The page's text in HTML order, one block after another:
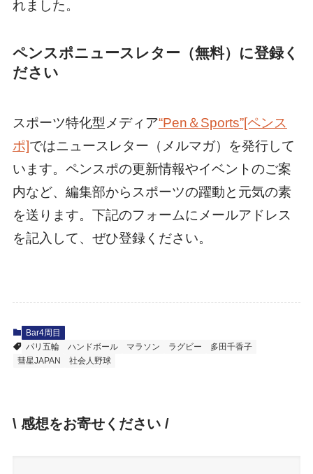
れました。
ペンスポニュースレター（無料）に登録く
ださい
スポーツ特化型メディア“Pen＆Sports”[ペンス
ポ]ではニュースレター（メルマガ）を発行して
います。ペンスポの更新情報やイベントのご案
内など、編集部からスポーツの躍動と元気の素
を送ります。下記のフォームにメールアドレス
を記入して、ぜひ登録ください。
Bar4周目
パリ五輪
ハンドボール マラソン ラグビー
多田千香子
彗星JAPAN
社会人野球
\ 感想をお寄せください /